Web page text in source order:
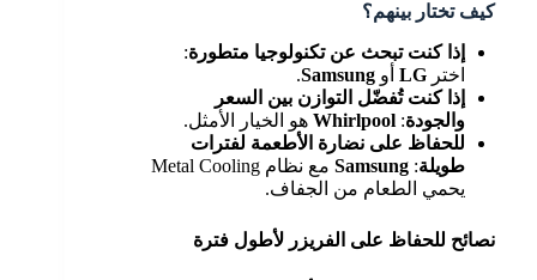
كيف تختار بينهم؟
إذا كنت تبحث عن تكنولوجيا متطورة:
اختر LG أو Samsung
.
إذا كنت تُفضّل التوازن بين السعر
والجودة:
Whirlpool هو الخيار الأمثل.
للحفاظ على نضارة الأطعمة لفترات
طويلة:
Samsung
مع نظام Metal Cooling
يحمي الطعام من الجفاف.
نصائح للحفاظ على الفريزر لأطول فترة